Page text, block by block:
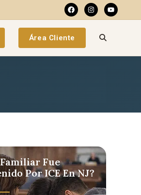
Área Cliente
Fue
Por ICE En NJ?